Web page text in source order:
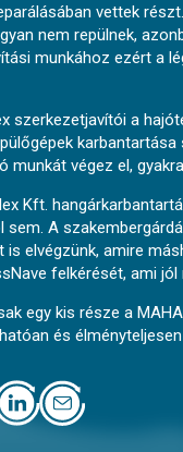
vettek
nem repülnek,
munkához ezért a
szerkezetjavítói a
végez el,
Kft.
A
elvégzünk, amire
felkérését, ami
egy kis része a
és